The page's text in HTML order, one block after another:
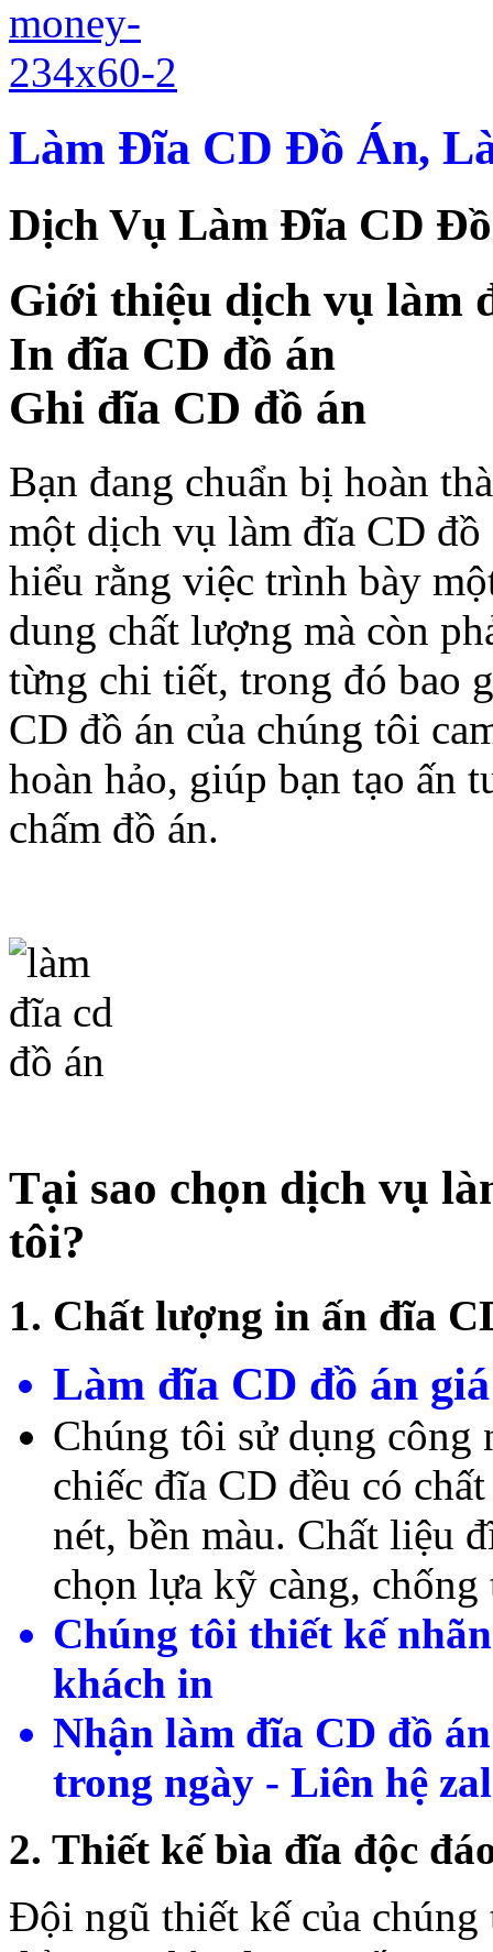
Làm Đĩa CD Đồ Án,
Dịch Vụ Làm Đĩa CD
Giới thiệu dịch vụ làm
In đĩa CD đồ án
Ghi đĩa CD đồ án
Bạn đang chuẩn bị hoàn
một dịch vụ làm đĩa CD
hiểu rằng việc trình bày
dung chất lượng mà còn
từng chi tiết, trong đó bao
CD đồ án của chúng tôi
hoàn hảo, giúp bạn tạo ấn
chấm đồ án.
Tại sao chọn dịch vụ
tôi?
1. Chất lượng in ấn đĩa
Làm đĩa CD đồ án
Chúng tôi sử dụng công
chiếc đĩa CD đều có
nét, bền màu. Chất liệu
chọn lựa kỹ càng,
Chúng tôi thiết kế
khách in
Nhận làm đĩa CD đồ
trong ngày - Liên hệ
2. Thiết kế bìa đĩa độc
Đội ngũ thiết kế của chúng